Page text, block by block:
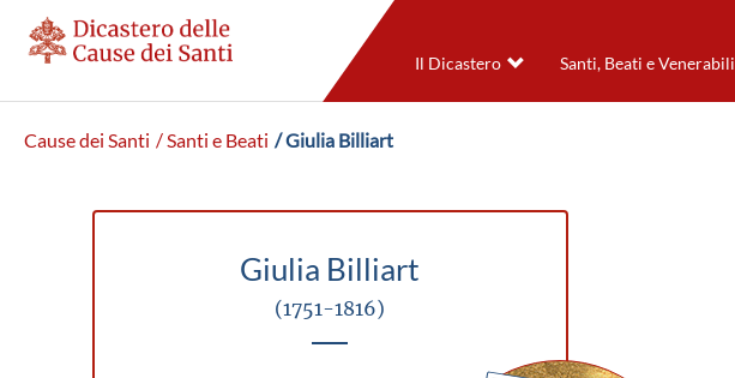
Il Dicastero Santi, Beati e Venerabili
Cause dei Santi / Santi e Beati / Giulia Billiart
Giulia Billiart
(1751-1816)